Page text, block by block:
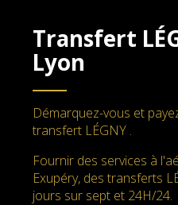
Transfert
Lyon
Démarquez-vous et
transfert LÉGNY .
Fournir des services à
Exupéry, des transferts
jours sur sept et 24H/24.